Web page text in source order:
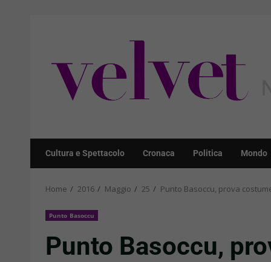
Cultura e Spettacolo Cronaca Politica Mondo
Home 2016 Maggio 25 Punto Basoccu, prova
Punto Basoccu
Punto Basoccu,